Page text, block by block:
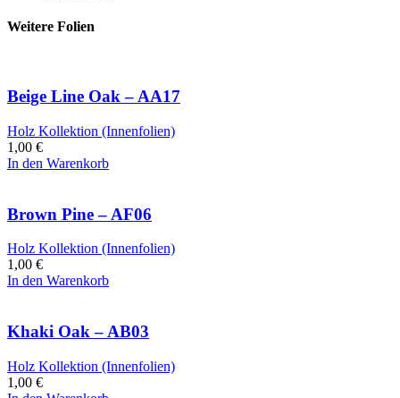
Weitere Folien
Beige Line Oak – AA17
Holz Kollektion (Innenfolien)
1,00 €
In den Warenkorb
Brown Pine – AF06
Holz Kollektion (Innenfolien)
1,00 €
In den Warenkorb
Khaki Oak – AB03
Holz Kollektion (Innenfolien)
1,00 €